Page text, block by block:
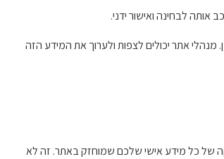
אתר יכולים לצפות ולערוך את המידע הזה
של כל מידע אישי שלכם שמוחזק באתר. זה לא